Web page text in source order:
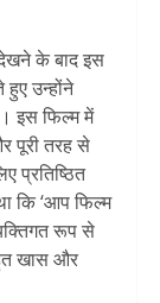
के बाद इस
हुए उन्होंने
इस फिल्म में
पूरी तरह से
प्रतिष्ठित
कि ‘आप फिल्म
रूप से
खास और